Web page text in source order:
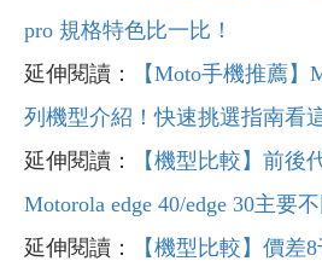
pro 規格特色比一比！
延伸閱讀：
【Moto手機推薦】
列機型介紹！快速挑選指南看
延伸閱讀：
【機型比較】前後
Motorola edge 40/edge 30主要
延伸閱讀：
【機型比較】價差